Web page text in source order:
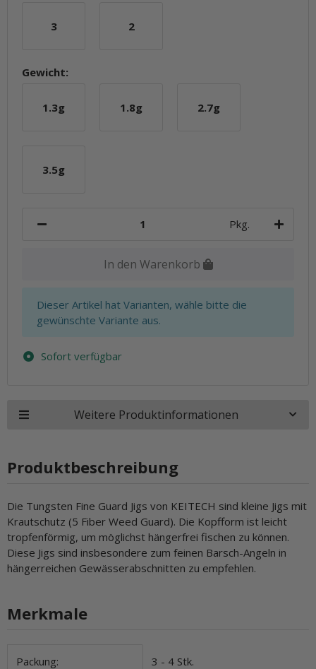
3
3 2
2
Gewicht:
1.3g
1.3g 1.8g
1.8g 2.7g
2.7g
3.5g
3.5g
Pkg.
In den Warenkorb
x
Dieser Artikel hat Varianten, wähle bitte die
gewünschte Variante aus.
Sofort verfügbar
Weitere Produktinformationen
Produktbeschreibung
Die Tungsten Fine Guard Jigs von KEITECH sind kleine Jigs mit
Krautschutz (5 Fiber Weed Guard). Die Kopfform ist leicht
tropfenförmig, um möglichst hängerfrei fischen zu können.
Diese Jigs sind insbesondere zum feinen Barsch-Angeln in
hängerreichen Gewässerabschnitten zu empfehlen.
Merkmale
Produkteigenschaft
Wert
Packung: 3 - 4 Stk.